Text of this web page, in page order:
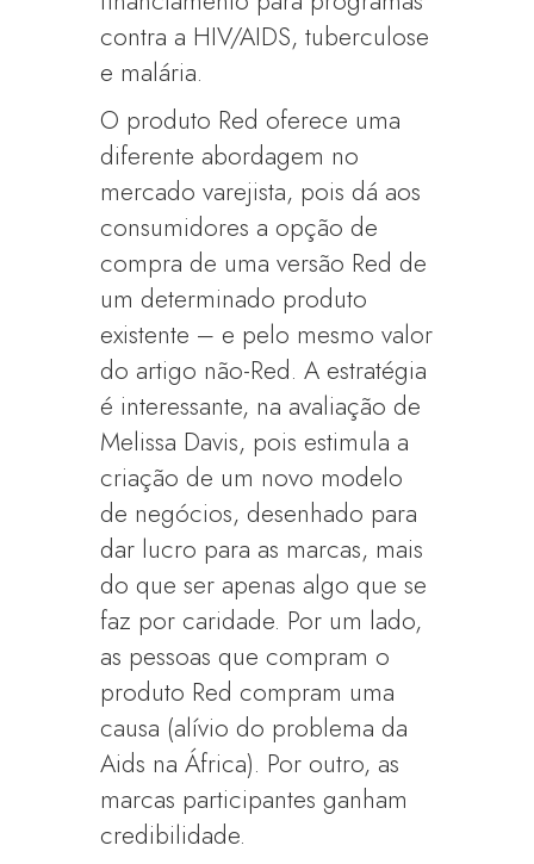
contra a HIV/AIDS, tuberculose
e malária.
O produto Red oferece uma
diferente abordagem no
mercado varejista, pois dá aos
consumidores a opção de
compra de uma versão Red de
um determinado produto
existente – e pelo mesmo valor
do artigo não-Red. A estratégia
é interessante, na avaliação de
Melissa Davis, pois estimula a
criação de um novo modelo
de negócios, desenhado para
dar lucro para as marcas, mais
do que ser apenas algo que se
faz por caridade. Por um lado,
as pessoas que compram o
produto Red compram uma
causa (alívio do problema da
Aids na África). Por outro, as
marcas participantes ganham
credibilidade.